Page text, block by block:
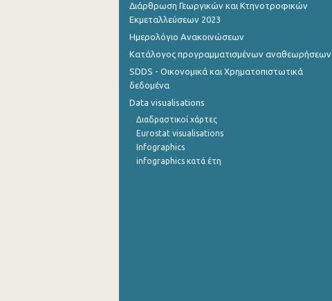
Διάρθρωση Γεωργικών και Κτηνοτροφικών
Εκμεταλλεύσεων 2023
Ημερολόγιο Ανακοινώσεων
Κατάλογος προγραμματισμένων αναθεωρήσεων
SDDS - Οικονομικά και Χρηματοπιστωτικά
δεδομένα
Data visualisations
Διαδραστικοί χάρτες
Eurostat visualisations
Infographics
infographics κατά έτη